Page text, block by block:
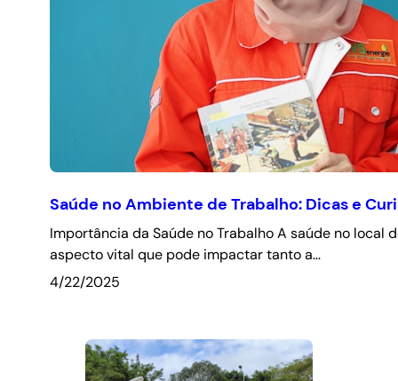
Saúde no Ambiente de Trabalho: Dicas e
Importância da Saúde no Trabalho A saúde no local
aspecto vital que pode impactar tanto a…
4/22/2025